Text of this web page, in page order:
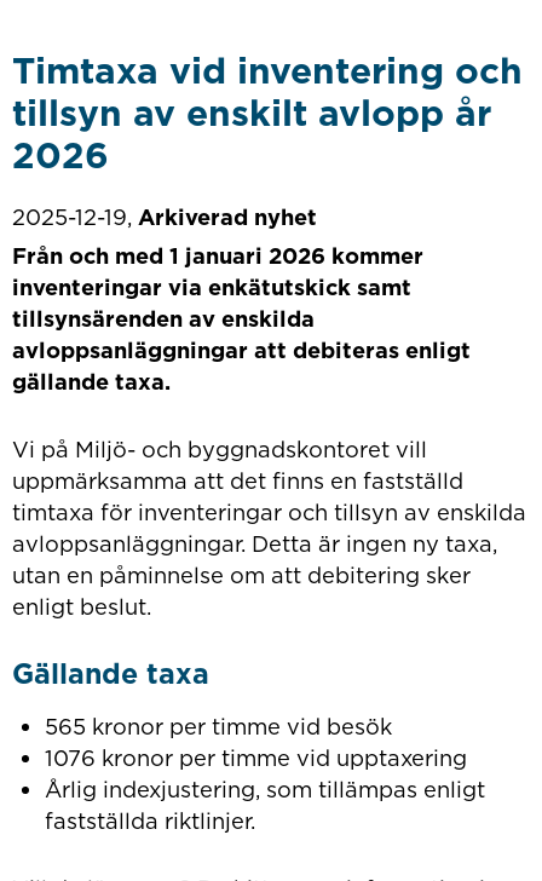
Timtaxa vid inventering och
tillsyn av enskilt avlopp år
2026
2025-12-19, Arkiverad nyhet
Från och med 1 januari 2026 kommer
inventeringar via enkätutskick samt
tillsynsärenden av enskilda
avloppsanläggningar att debiteras enligt
gällande taxa.
Vi på Miljö- och byggnadskontoret vill
uppmärksamma att det finns en fastställd
timtaxa för inventeringar och tillsyn av enskilda
avloppsanläggningar. Detta är ingen ny taxa,
utan en påminnelse om att debitering sker
enligt beslut.
Gällande taxa
565 kronor per timme vid besök
1076 kronor per timme vid upptaxering
Årlig indexjustering, som tillämpas enligt
fastställda riktlinjer.